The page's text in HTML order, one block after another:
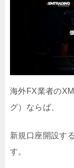
海外FX業者の
グ）ならば、
新規口座開設す
す。